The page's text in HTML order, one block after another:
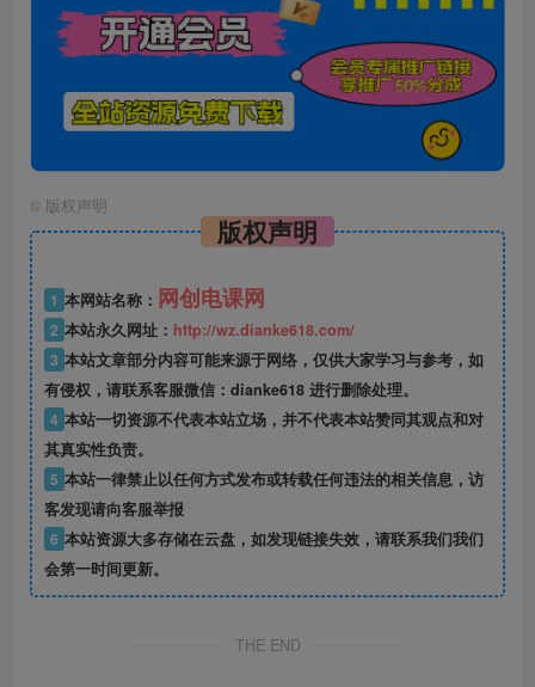
© 版权声明
版权声明
1 本网站名称： 网创电课网
2 本站永久网址： http://wz.dianke618.com/
3 本站文章部分内容可能来源于网络，仅供大家学习与参考，如
有侵权，请联系客服微信：dianke618 进行删除处理。
4 本站一切资源不代表本站立场，并不代表本站赞同其观点和对
其真实性负责。
5 本站一律禁止以任何方式发布或转载任何违法的相关信息，访
客发现请向客服举报
6 本站资源大多存储在云盘，如发现链接失效，请联系我们我们
会第一时间更新。
THE END